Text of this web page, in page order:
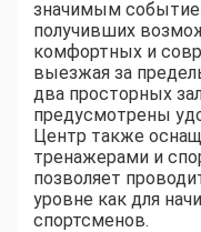
значимым
получивших
комфортных и
выезжая за
два просторных
предусмотрены
Центр также
тренажерами и
позволяет
уровне как для
спортсменов.